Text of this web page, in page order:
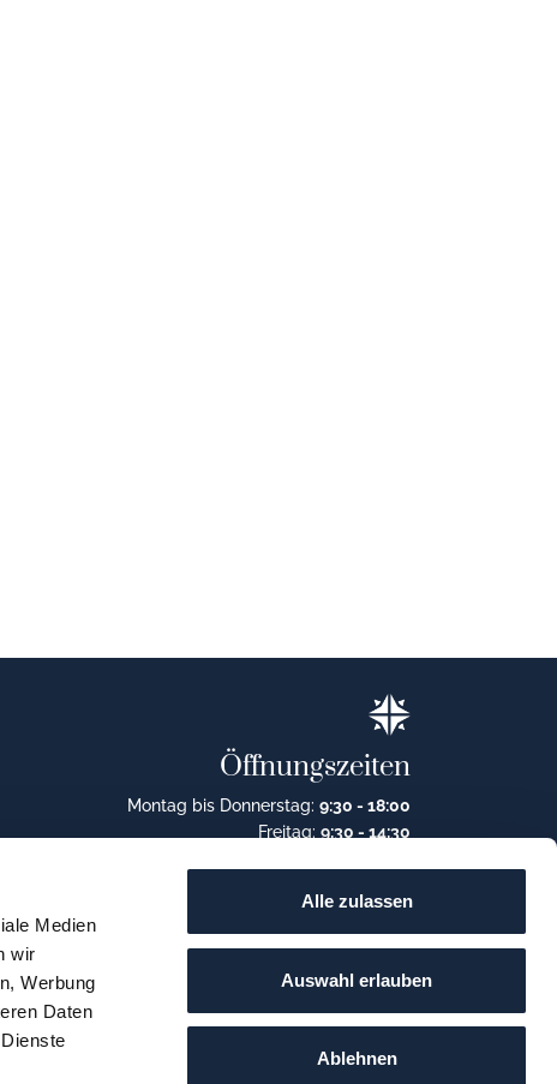
Medien
wir
Werbung
Daten
Alle zulassen
Auswahl erlauben
Ablehnen
Öffnungszeiten
Montag bis Donnerstag: 9:30 - 18:00
Freitag: 9:30 - 14:30